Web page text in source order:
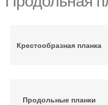
Крестообразная планка
Продольные планки